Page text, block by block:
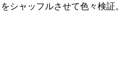
シャッフルさせて色々検証。